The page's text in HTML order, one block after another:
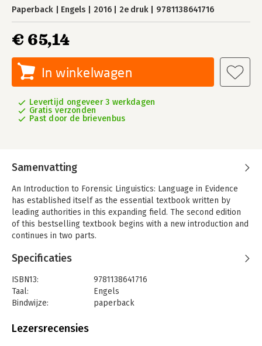
Paperback Engels 2016 2e druk 9781138641716
€ 65,14
In winkelwagen
Levertijd ongeveer 3 werkdagen
Gratis verzonden
Past door de brievenbus
Samenvatting
An Introduction to Forensic Linguistics: Language in Evidence
has established itself as the essential textbook written by
leading authorities in this expanding field. The second edition
of this bestselling textbook begins with a new introduction and
continues in two parts.
begins with a substantial new chapter exploring key
chapters it goes on to cover the language of the law, initial
calls to the emergency services, police interviewing, and
courtroom discourse. Part Two looks at language as evidence,
following key topics:
Specificaties
ISBN13:
9781138641716
Taal:
Engels
Bindwijze:
paperback
Uitgever:
Lezersrecensies